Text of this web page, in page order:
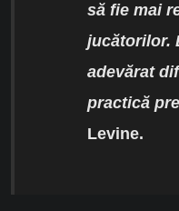
să fie mai
jucătorilor.
adevărat
practică
Levine.